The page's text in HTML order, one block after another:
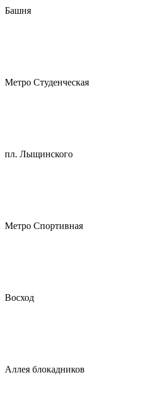
Башня
Метро Студенческая
пл. Лыщинского
Метро Спортивная
Восход
Аллея блокадников